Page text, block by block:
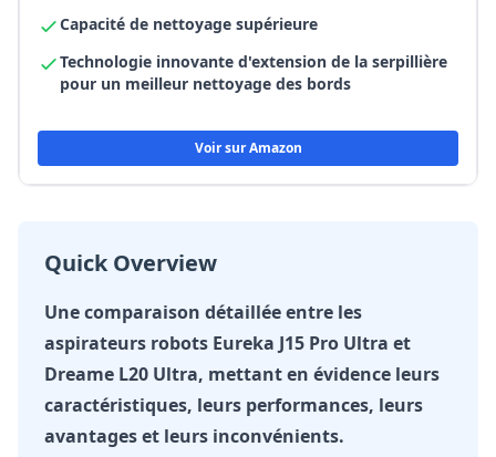
Capacité de nettoyage supérieure
Technologie innovante d'extension de la serpillière
pour un meilleur nettoyage des bords
Voir sur Amazon
Quick Overview
Une comparaison détaillée entre les
aspirateurs robots Eureka J15 Pro Ultra et
Dreame L20 Ultra, mettant en évidence leurs
caractéristiques, leurs performances, leurs
avantages et leurs inconvénients.